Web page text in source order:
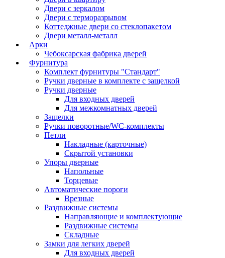
Двери с зеркалом
Двери с терморазрывом
Коттеджные двери со стеклопакетом
Двери металл-металл
Арки
Чебоксарская фабрика дверей
Фурнитура
Комплект фурнитуры "Стандарт"
Ручки дверные в комплекте с защелкой
Ручки дверные
Для входных дверей
Для межкомнатных дверей
Защелки
Ручки поворотные/WC-комплекты
Петли
Накладные (карточные)
Скрытой установки
Упоры дверные
Напольные
Торцевые
Автоматические пороги
Врезные
Раздвижные системы
Направляющие и комплектующие
Раздвижные системы
Складные
Замки для легких дверей
Для входных дверей